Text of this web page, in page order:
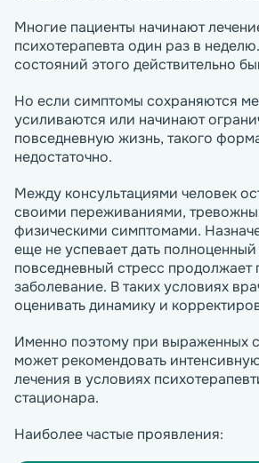
Многие пациенты начинают
психотерапевта один раз в
состояний этого действительно
Но если симптомы сохраняются
усиливаются или начинают
повседневную жизнь, такого
недостаточно.
Между консультациями человек
своими переживаниями,
физическими симптомами.
еще не успевает дать
повседневный стресс продолжает
заболевание. В таких условиях
оценивать динамику и
Именно поэтому при выраженных
может рекомендовать
лечения в условиях
стационара.
Наиболее частые проявления: